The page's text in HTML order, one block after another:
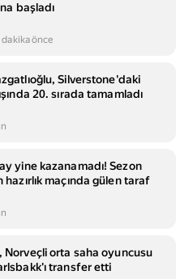
başladı
dakika önce
Silverstone'daki
20. sırada tamamladı
yine kazanamadı! Sezon
hazırlık maçında gülen taraf
Norveçli orta saha oyuncusu
transfer etti